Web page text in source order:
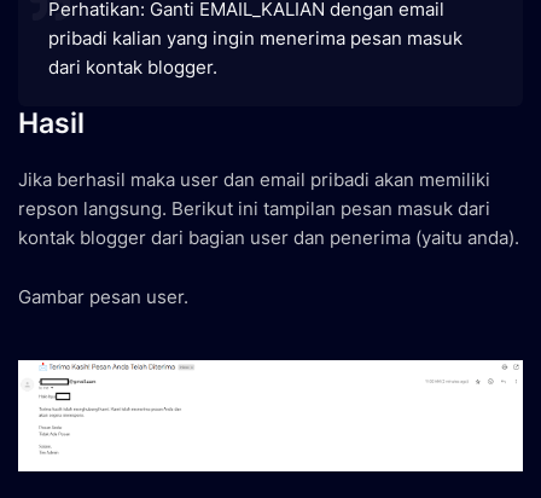
Perhatikan: Ganti EMAIL_KALIAN dengan email
pribadi kalian yang ingin menerima pesan masuk
dari kontak blogger.
Hasil
Jika berhasil maka user dan email pribadi akan memiliki
repson langsung. Berikut ini tampilan pesan masuk dari
kontak blogger dari bagian user dan penerima (yaitu anda).
Gambar pesan user.